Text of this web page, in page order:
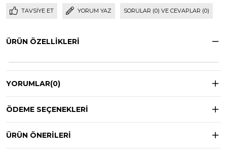
TAVSIYE ET YORUM YAZ SORULAR (0) VE CEVAPLAR (0)
ÜRÜN ÖZELLIKLERI
YORUMLAR(0)
ÖDEME SEÇENEKLERI
ÜRÜN ÖNERILERI